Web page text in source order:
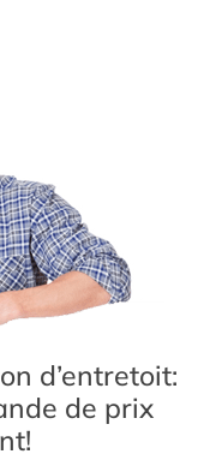
d’entretoit:
de prix